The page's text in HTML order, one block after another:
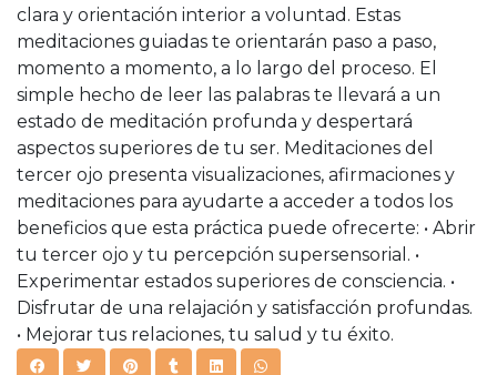
clara y orientación interior a voluntad. Estas
meditaciones guiadas te orientarán paso a paso,
momento a momento, a lo largo del proceso. El
simple hecho de leer las palabras te llevará a un
estado de meditación profunda y despertará
aspectos superiores de tu ser. Meditaciones del
tercer ojo presenta visualizaciones, afirmaciones y
meditaciones para ayudarte a acceder a todos los
beneficios que esta práctica puede ofrecerte: • Abrir
tu tercer ojo y tu percepción supersensorial. •
Experimentar estados superiores de consciencia. •
Disfrutar de una relajación y satisfacción profundas.
• Mejorar tus relaciones, tu salud y tu éxito.